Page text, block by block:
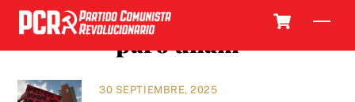
Skip
content
paro unam
30 SEPTIEMBRE, 2025